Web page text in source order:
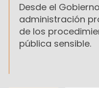
Desde el
administración
de los
pública sensible.